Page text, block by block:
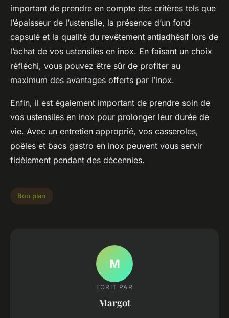
important de prendre en compte des critères tels que
l’épaisseur de l’ustensile, la présence d’un fond
capsulé et la qualité du revêtement antiadhésif lors de
l’achat de vos ustensiles en inox. En faisant un choix
réfléchi, vous pouvez être sûr de profiter au
maximum des avantages offerts par l’inox.
Enfin, il est également important de prendre soin de
vos ustensiles en inox pour prolonger leur durée de
vie. Avec un entretien approprié, vos casseroles,
poêles et bacs gastro en inox peuvent vous servir
fidèlement pendant des décennies.
Bon plan
M
ECRIT PAR
Margot